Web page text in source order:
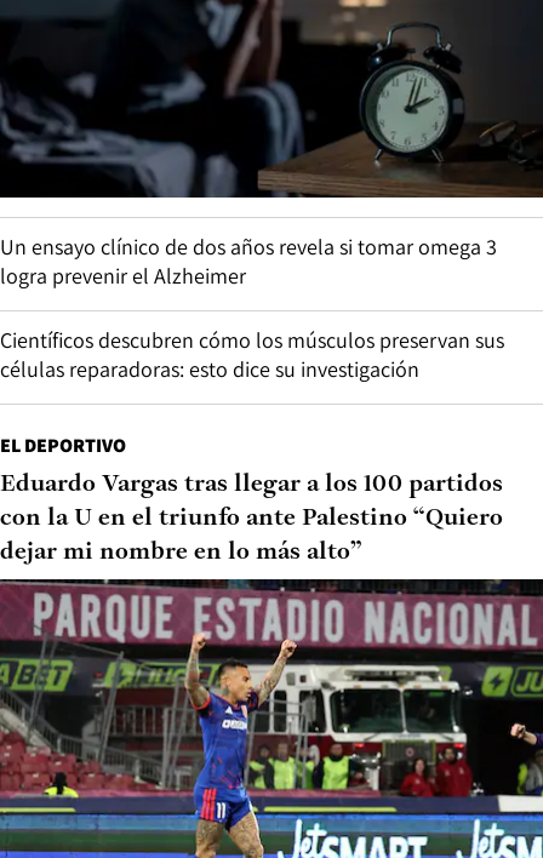
Un ensayo clínico de dos años revela si tomar omega 3
logra prevenir el Alzheimer
Científicos descubren cómo los músculos preservan sus
células reparadoras: esto dice su investigación
EL DEPORTIVO
Eduardo Vargas tras llegar a los 100 partidos
con la U en el triunfo ante Palestino “Quiero
dejar mi nombre en lo más alto”